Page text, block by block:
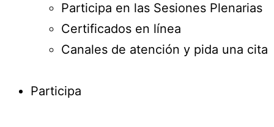
Participa en las Sesiones Plenarias
Certificados en línea
Canales de atención y pida una cita
Participa